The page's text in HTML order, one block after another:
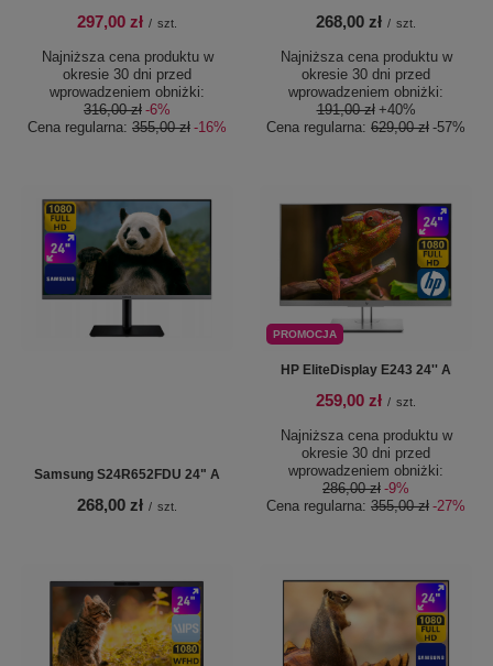
297,00 zł / szt.
Najniższa cena produktu w
okresie 30 dni przed
wprowadzeniem obniżki:
316,00 zł -6%
Cena regularna: 355,00 zł -16%
268,00 zł / szt.
Najniższa cena produktu w
okresie 30 dni przed
wprowadzeniem obniżki:
191,00 zł +40%
Cena regularna: 629,00 zł -57%
Samsung S24R652FDU 24" A
268,00 zł / szt.
PROMOCJA
HP EliteDisplay E243 24'' A
259,00 zł / szt.
Najniższa cena produktu w
okresie 30 dni przed
wprowadzeniem obniżki:
286,00 zł -9%
Cena regularna: 355,00 zł -27%